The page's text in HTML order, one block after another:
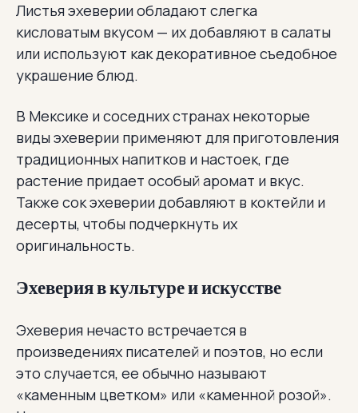
Листья эхеверии обладают слегка
кисловатым вкусом — их добавляют в салаты
или используют как декоративное съедобное
украшение блюд.
В Мексике и соседних странах некоторые
виды эхеверии применяют для приготовления
традиционных напитков и настоек, где
растение придает особый аромат и вкус.
Также сок эхеверии добавляют в коктейли и
десерты, чтобы подчеркнуть их
оригинальность.
Эхеверия в культуре и искусстве
Эхеверия нечасто встречается в
произведениях писателей и поэтов, но если
это случается, ее обычно называют
«каменным цветком» или «каменной розой».